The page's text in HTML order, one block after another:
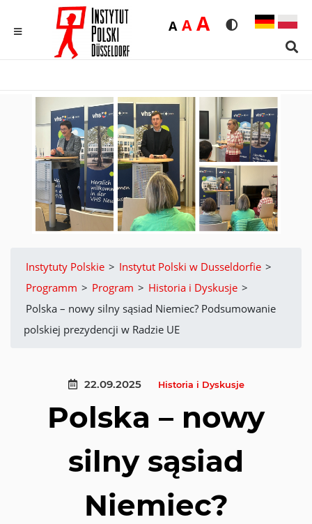
Rozmiar
ADomyślna
AŚrednia
ADużaWersja
Instytuty Polskie > Instytut Polski w Dusseldorfie >
Programm > Program > Historia i Dyskusje >
Polska – nowy silny sąsiad Niemiec? Podsumowanie
polskiej prezydencji w Radzie UE
22.09.2025 Historia i Dyskusje
Polska – nowy
silny sąsiad
Niemiec?